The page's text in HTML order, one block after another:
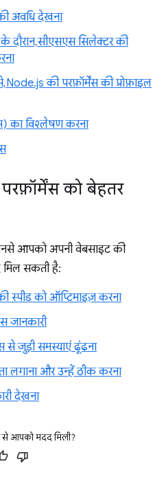
अवधि देखना
सीएसएस सिलेक्टर की
की परफ़ॉर्मेंस की प्रोफ़ाइल
का विश्लेषण करना
को बेहतर
आपको अपनी वेबसाइट की
मिल सकती है:
स्पीड को ऑप्टिमाइज़ करना
जानकारी
से जुड़ी समस्याएं ढूंढना
लगाना और उन्हें ठीक करना
देखना
से आपको मदद मिली?